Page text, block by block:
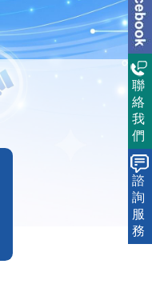
聯
絡
我
們
諮
詢
服
務